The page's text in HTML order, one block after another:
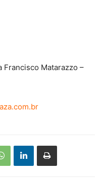
Francisco Matarazzo –